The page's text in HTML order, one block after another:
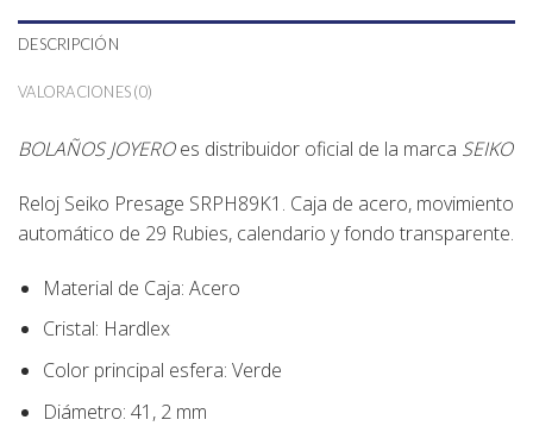
DESCRIPCIÓN
VALORACIONES (0)
BOLAÑOS JOYEROes distribuidor oficial de la marca SEIKO
Reloj Seiko Presage SRPH89K1. Caja de acero, movimiento
automático de 29 Rubies, calendario y fondo transparente.
Material de Caja: Acero
Cristal: Hardlex
Color principal esfera: Verde
Diámetro: 41, 2 mm